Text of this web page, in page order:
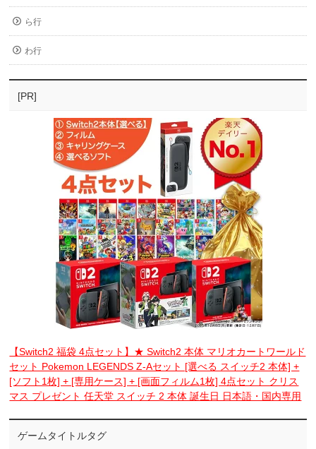
ら行
わ行
[PR]
【Switch2 福袋 4点セット】★ Switch2 本体 マリオカートワールド
セット Pokemon LEGENDS Z-Aセット [選べる スイッチ2 本体] +
[ソフト1枚] + [専用ケース] + [画面フィルム1枚] 4点セット クリス
マス プレゼント 任天堂 スイッチ 2 本体 誕生日 日本語・国内専用
ゲームタイトルタグ